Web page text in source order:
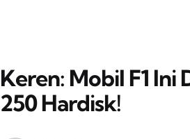
Keren: Mobil F1 Ini
250 Hardisk!